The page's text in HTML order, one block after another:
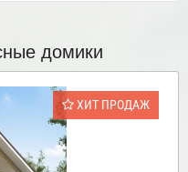
домики
ХИТ ПРОДАЖ